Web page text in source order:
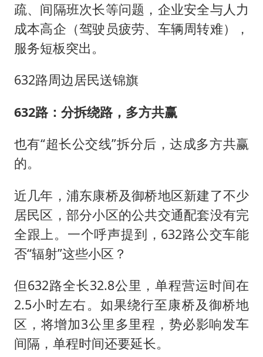
疏、间隔班次长等问题，企业安全与人力
成本高企（驾驶员疲劳、车辆周转难），
服务短板突出。
632路周边居民送锦旗
632路：分拆绕路，多方共赢
也有“超长公交线”拆分后，达成多方共赢
的。
近几年，浦东康桥及御桥地区新建了不少
居民区，部分小区的公共交通配套没有完
全跟上。一个呼声提到，632路公交车能
否“辐射”这些小区？
但632路全长32.8公里，单程营运时间在
2.5小时左右。如果绕行至康桥及御桥地
区，将增加3公里多里程，势必影响发车
间隔，单程时间还要延长。